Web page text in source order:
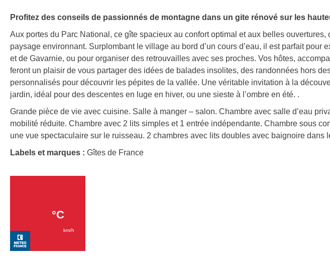
Profitez des conseils de passionnés de montagne dans un gite rénové sur les
Aux portes du Parc National, ce gîte spacieux au confort optimal et aux belles ouvertures,
paysage environnant. Surplombant le village au bord d’un cours d’eau, il est parfait pour
et de Gavarnie, ou pour organiser des retrouvailles avec ses proches. Vos hôtes,
feront un plaisir de vous partager des idées de balades insolites, des randonnées hors
personnalisés pour découvrir les pépites de la vallée. Une véritable invitation à la
jardin, idéal pour des descentes en luge en hiver, ou une sieste à l’ombre en été. .
Grande pièce de vie avec cuisine. Salle à manger – salon. Chambre avec salle d’eau
mobilité réduite. Chambre avec 2 lits simples et 1 entrée indépendante. Chambre sous
une vue spectaculaire sur le ruisseau. 2 chambres avec lits doubles avec baignoire dans
Labels et marques : Gîtes de France